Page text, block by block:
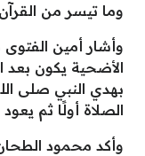
وما تيسر من
وأشار أمين الفتوى
الأضحية يكون بعد
بهدي النبي صلى
الصلاة أولًا ثم
وأكد محمود الطحان